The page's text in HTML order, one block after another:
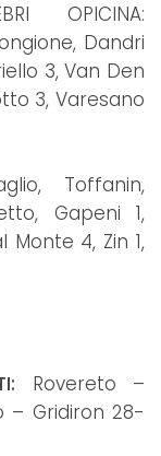
OPICINA:
Dandri
3, Van Den
3, Varesano
Toffanin,
Gapeni 1,
Monte 4, Zin 1,
Rovereto –
– Gridiron 28-